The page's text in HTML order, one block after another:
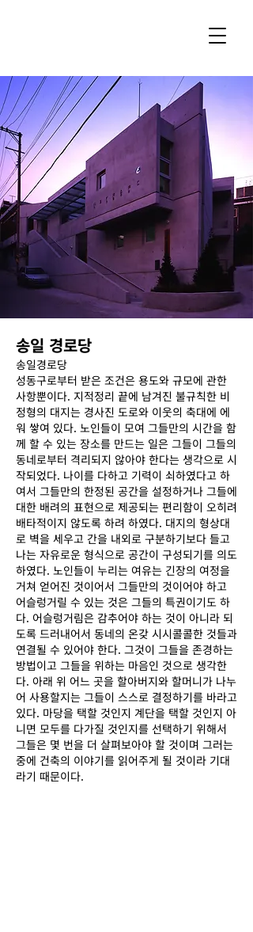
Previous
Next
송일 경로당
송일경로당
성동구로부터 받은 조건은 용도와 규모에 관한
사항뿐이다. 지적정리 끝에 남겨진 불규칙한 비
정형의 대지는 경사진 도로와 이웃의 축대에 에
워 쌓여 있다. 노인들이 모여 그들만의 시간을 함
께 할 수 있는 장소를 만드는 일은 그들이 그들의
동네로부터 격리되지 않아야 한다는 생각으로 시
작되었다. 나이를 다하고 기력이 쇠하였다고 하
여서 그들만의 한정된 공간을 설정하거나 그들에
대한 배려의 표현으로 제공되는 편리함이 오히려
배타적이지 않도록 하려 하였다. 대지의 형상대
로 벽을 세우고 간을 내외로 구분하기보다 들고
나는 자유로운 형식으로 공간이 구성되기를 의도
하였다. 노인들이 누리는 여유는 긴장의 여정을
거쳐 얻어진 것이어서 그들만의 것이어야 하고
어슬렁거릴 수 있는 것은 그들의 특권이기도 하
다. 어슬렁거림은 감추어야 하는 것이 아니라 되
도록 드러내어서 동네의 온갖 시시콜콜한 것들과
연결될 수 있어야 한다. 그것이 그들을 존경하는
방법이고 그들을 위하는 마음인 것으로 생각한
다. 아래 위 어느 곳을 할아버지와 할머니가 나누
어 사용할지는 그들이 스스로 결정하기를 바라고
있다. 마당을 택할 것인지 계단을 택할 것인지 아
니면 모두를 다가질 것인지를 선택하기 위해서
그들은 몇 번을 더 살펴보아야 할 것이며 그러는
중에 건축의 이야기를 읽어주게 될 것이라 기대
라기 때문이다.